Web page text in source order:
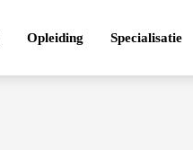
Opleiding Specialisatie